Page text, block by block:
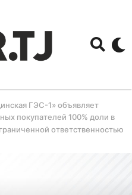
ГЭС-1» объявляет
покупателей 100% доли в
ответственностью